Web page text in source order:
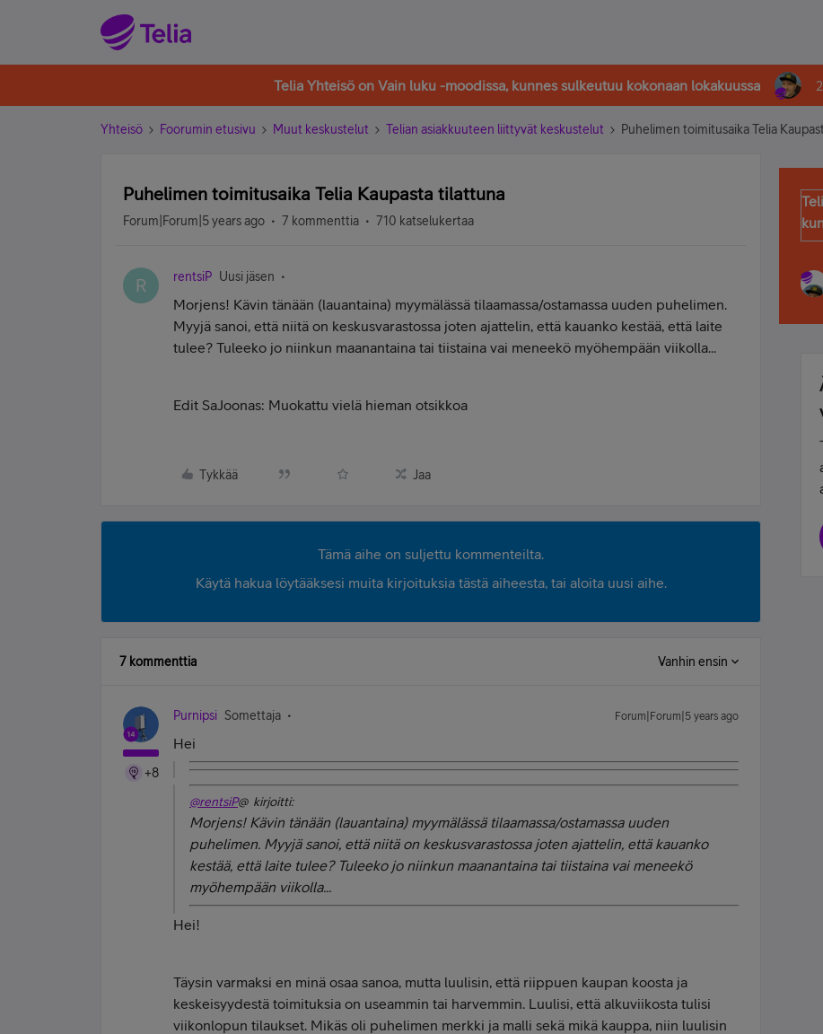
Telia Yhteisö on Vain luku -moodissa, kunnes sulkeutuu kokonaan lokakuussa
Yhteisö Foorumin etusivu Muut keskustelut Telian asiakkuuteen liittyvät keskustelut Puhelimen toimitusaika Telia
Puhelimen toimitusaika Telia Kaupasta tilattuna
Forum|Forum|5 years ago 7 kommenttia 710 katselukertaa
R rentsiP Uusi jäsen
Morjens! Kävin tänään (lauantaina) myymälässä tilaamassa/ostamassa uuden puhelimen.
Myyjä sanoi, että niitä on keskusvarastossa joten ajattelin, että kauanko kestää, että laite
tulee? Tuleeko jo niinkun maanantaina tai tiistaina vai meneekö myöhempään viikolla...
Edit SaJoonas: Muokattu vielä hieman otsikkoa
Tykkää Jaa
Tämä aihe on suljettu kommenteilta.
Käytä hakua löytääksesi muita kirjoituksia tästä aiheesta, tai aloita uusi aihe.
7 kommenttia Vanhin ensin
+8
Purnipsi Somettaja Forum|Forum|5 years ago
Hei
@rentsiP@ kirjoitti:
Morjens! Kävin tänään (lauantaina) myymälässä tilaamassa/ostamassa uuden
puhelimen. Myyjä sanoi, että niitä on keskusvarastossa joten ajattelin, että kauanko
kestää, että laite tulee? Tuleeko jo niinkun maanantaina tai tiistaina vai meneekö
myöhempään viikolla...
Hei!
Täysin varmaksi en minä osaa sanoa, mutta luulisin, että riippuen kaupan koosta ja
keskeisyydestä toimituksia on useammin tai harvemmin. Luulisi, että alkuviikosta tulisi
viikonlopun tilaukset. Mikäs oli puhelimen merkki ja malli sekä mikä kauppa, niin luulisin